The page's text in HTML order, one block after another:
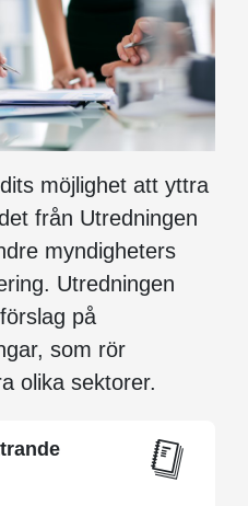
möjlighet att yttra
från Utredningen
myndigheters
Utredningen
på
som rör
olika sektorer.